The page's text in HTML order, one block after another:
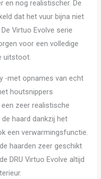
en nog realistischer. De
dat het vuur bijna niet
Virtuo Evolve serie
voor een volledige
uitstoot.
-met opnames van echt
houtsnippers
zeer realistische
haard dankzij het
een verwarmingsfunctie.
haarden zeer geschikt
DRU Virtuo Evolve altijd